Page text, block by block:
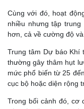
Cùng với đó, hoạt
nhiều nhưng tập
hơn, cả về cường độ và
Trung tâm Dự báo Khí
thường gây thâm hụt
mức phổ biến từ 25
cục bộ hoặc diện rộng
Trong bối cảnh đó, cơ